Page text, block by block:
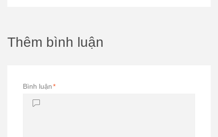
Thêm bình luận
Bình luận*